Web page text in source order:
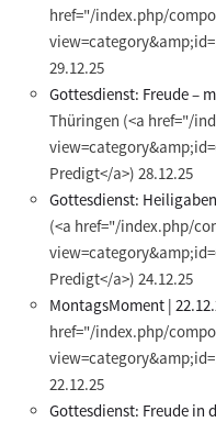
href="/index.php/
29.12.25
Gottesdienst: Freude –
Thüringen (<a href="/
Predigt</a>) 28.12.25
Gottesdienst:
(<a href="/index.php/
Predigt</a>) 24.12.25
MontagsMoment |
href="/index.php/
22.12.25
Gottesdienst: Freude in